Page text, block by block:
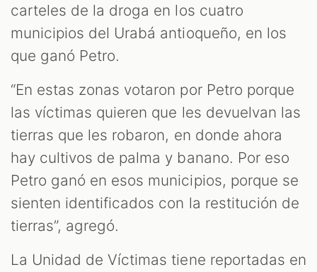
carteles de la droga en los cuatro
municipios del Urabá antioqueño, en los
que ganó Petro.
“En estas zonas votaron por Petro porque
las víctimas quieren que les devuelvan las
tierras que les robaron, en donde ahora
hay cultivos de palma y banano. Por eso
Petro ganó en esos municipios, porque se
sienten identificados con la restitución de
tierras”, agregó.
La Unidad de Víctimas tiene reportadas en